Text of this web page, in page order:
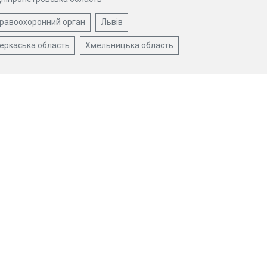
орган Львів
область Хмельницька область